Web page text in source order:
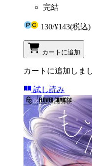
完結
130/¥143(税込)
カートに追加
カートに追加しま
試し読み